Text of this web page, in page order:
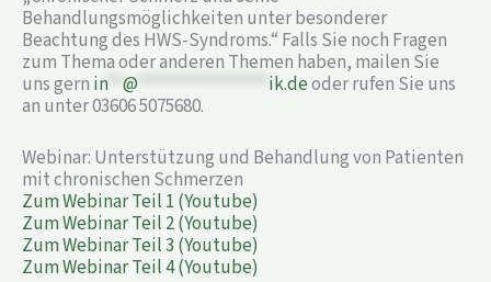
Behandlungsmöglichkeiten unter besonderer
Beachtung des HWS-Syndroms.“ Falls Sie noch Fragen
zum Thema oder anderen Themen haben, mailen Sie
uns gern in** @ ***************** ik.deoder rufen Sie uns
an unter 03606 5075680.
Webinar: Unterstützung und Behandlung von Patienten
mit chronischen Schmerzen
Zum Webinar Teil 1 (Youtube)
Zum Webinar Teil 2 (Youtube)
Zum Webinar Teil 3 (Youtube)
Zum Webinar Teil 4 (Youtube)